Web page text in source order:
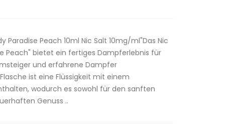
Paradise Peach 10ml Nic Salt 10mg/ml"Das Nic
Peach" bietet ein fertiges Dampferlebnis für
und erfahrene Dampfer
ist eine Flüssigkeit mit einem
wodurch es sowohl für den sanften
Genuss ..